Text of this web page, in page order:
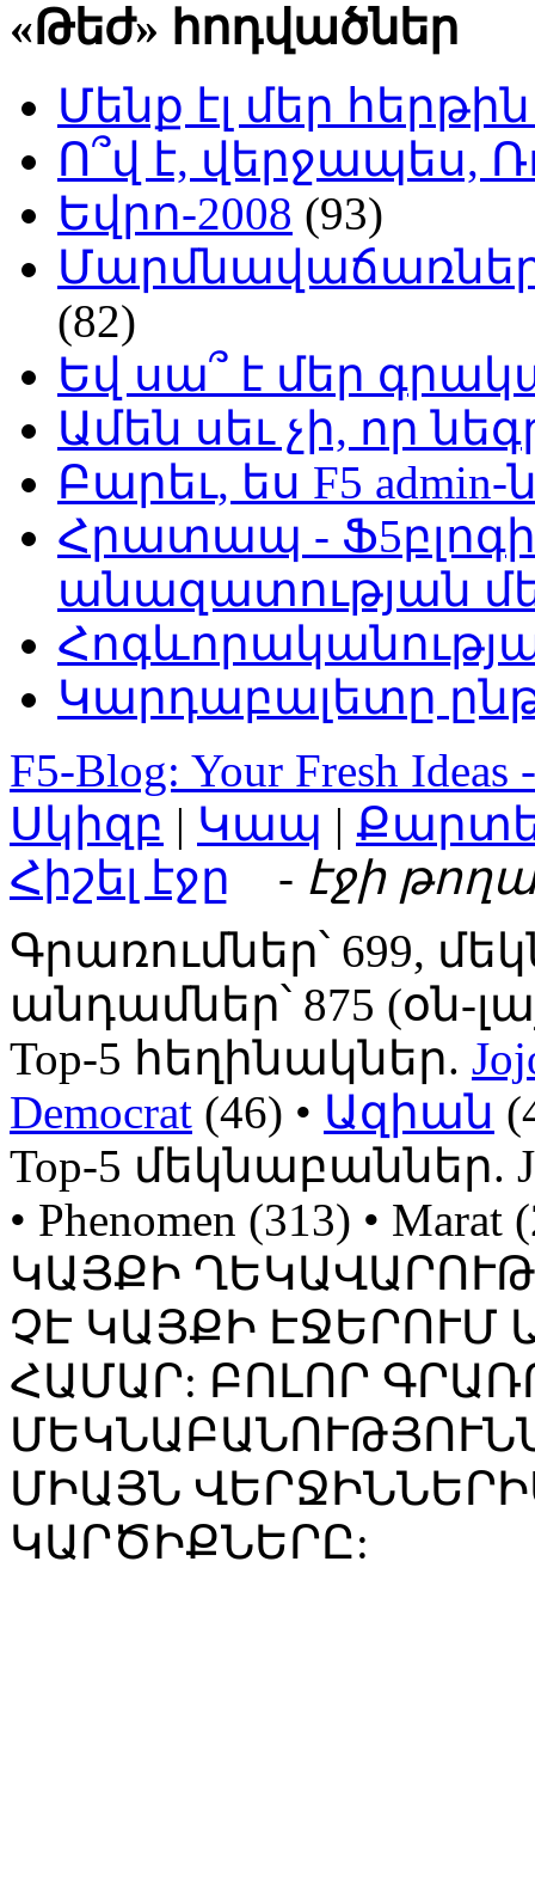
«Թեժ» հոդվածներ
Մենք էլ մեր
Ո՞վ է, վերջապես,
Եվրո-2008 (93)
Մարմնավաճառներ
(82)
Եվ սա՞ է մեր
Ամեն սեւ չի, որ
Բարեւ, ես F5 admin-
Հրատապ -
անազատության
Կարդաբալետը
F5-Blog: Your Fresh Ideas
Սկիզբ | Կապ |
Հիշել էջը
- էջի
Գրառումներ՝ 699,
անդամներ՝ 875 (օն-
Top-5 հեղինակներ.
Democrat (46) • Ազիան
Top-5 մեկնաբաններ.
• Phenomen (313) •
ԿԱՅՔԻ
ՉԷ ԿԱՅՔԻ
ՀԱՄԱՐ: ԲՈԼՈՐ
ՄԻԱՅՆ
ԿԱՐԾԻՔՆԵՐԸ: